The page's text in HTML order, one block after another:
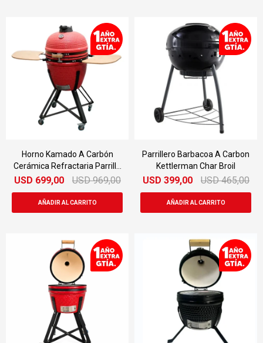
Horno Kamado A Carbón
Cerámica Refractaria Parrilla
39cm
USD 699,00 USD 969,00
Parrillero Barbacoa A Carbon
Kettlerman Char Broil
USD 399,00 USD 465,00